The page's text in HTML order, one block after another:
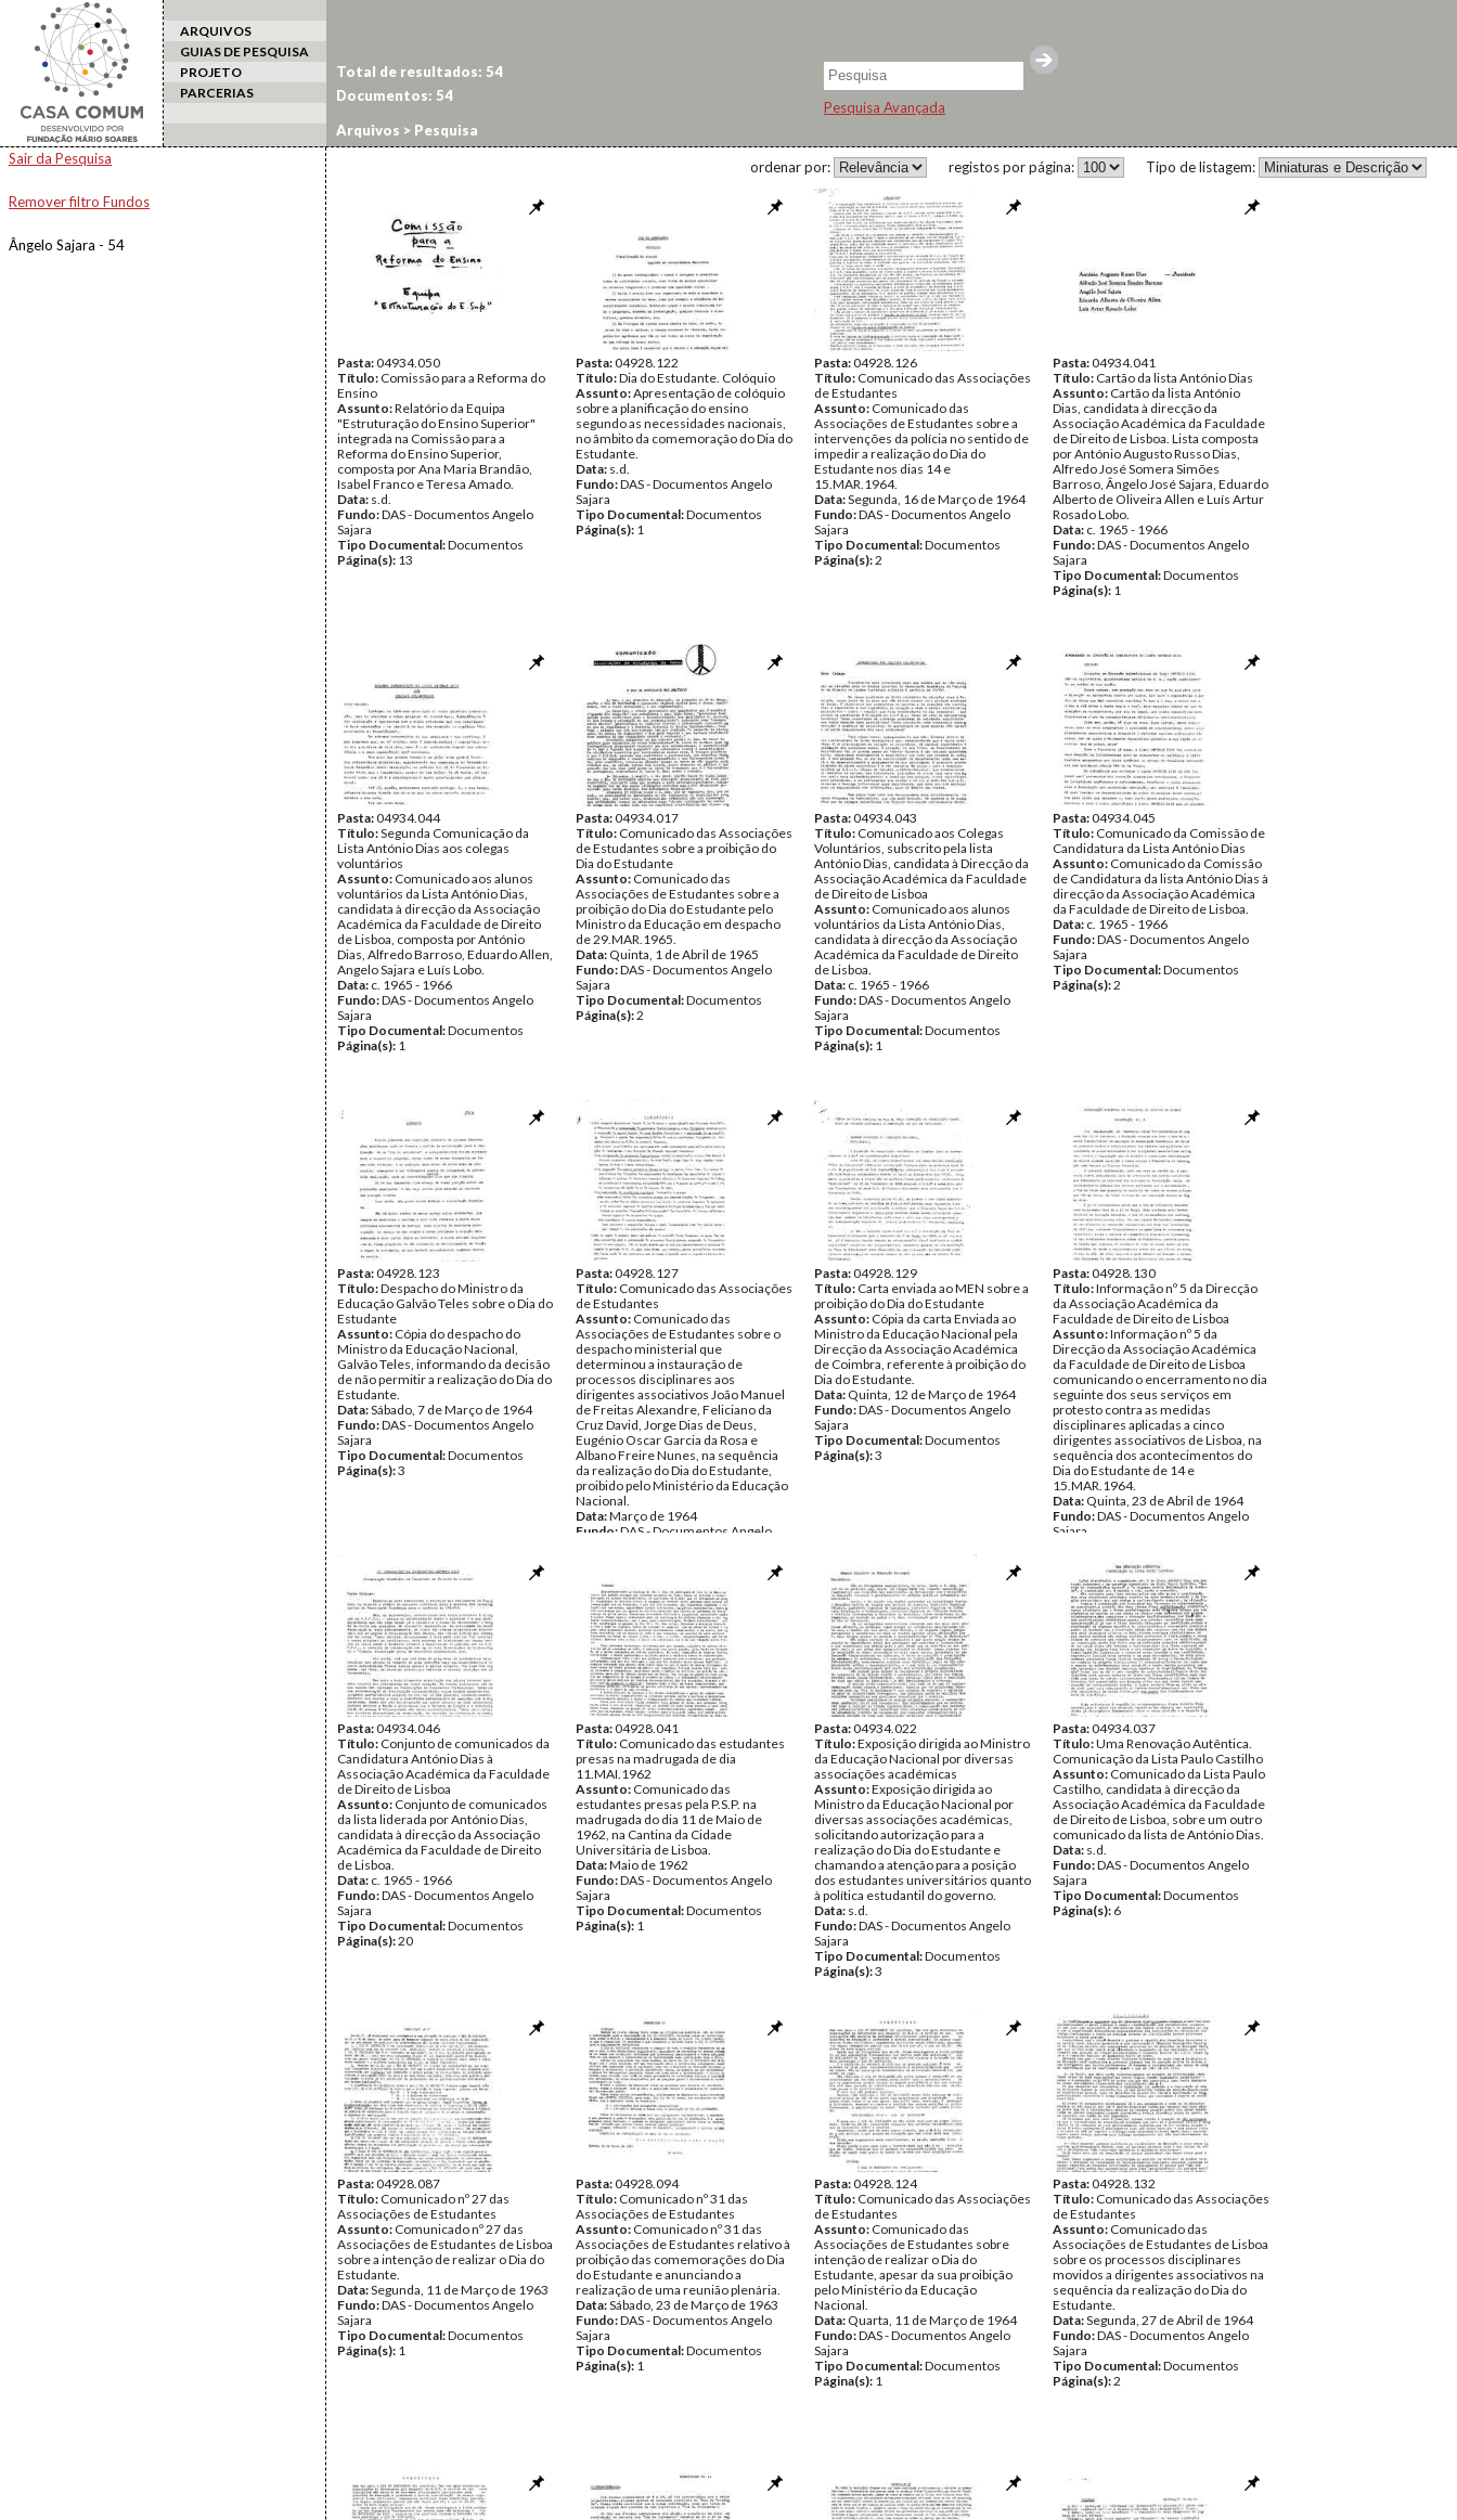
ARQUIVOS
GUIAS DE PESQUISA
PROJETO
PARCERIAS
Pesquisa Avançada
Arquivos > Pesquisa
Sair da Pesquisa
Remover filtro Fundos
Ângelo Sajara - 54
Total de resultados: 54
Documentos: 54
Tipo de listagem:
registos por página:
ordenar por:
Pasta:04934.050
Título: Comissão para a Reforma do
Ensino
Assunto:Relatório da Equipa
"Estruturação do Ensino Superior"
integrada na Comissão para a
Reforma do Ensino Superior,
composta por Ana Maria Brandão,
Isabel Franco e Teresa Amado.
Data: s.d.
Fundo:DAS - Documentos Angelo
Sajara
Tipo Documental:Documentos
Página(s): 13
Pasta:04928.122
Título:Dia do Estudante. Colóquio
Assunto:Apresentação de colóquio
sobre a planificação do ensino
segundo as necessidades nacionais,
no âmbito da comemoração do Dia do
Estudante.
Data: s.d.
Fundo:DAS - Documentos Angelo
Sajara
Tipo Documental:Documentos
Página(s): 1
Pasta:04928.126
Título: Comunicado das Associações
de Estudantes
Assunto: Comunicado das
Associações de Estudantes sobre a
intervenções da polícia no sentido de
impedir a realização do Dia do
Estudante nos dias 14 e
15.MAR.1964.
Data:Segunda, 16 de Março de 1964
Fundo:DAS - Documentos Angelo
Sajara
Tipo Documental:Documentos
Página(s):2
Pasta:04934.041
Título: Cartão da lista António Dias
Assunto: Cartão da lista António
Dias, candidata à direcção da
Associação Académica da Faculdade
de Direito de Lisboa. Lista composta
por António Augusto Russo Dias,
Alfredo José Somera Simões
Barroso, Ângelo José Sajara, Eduardo
Alberto de Oliveira Allen e Luís Artur
Rosado Lobo.
Data: c. 1965 - 1966
Fundo:DAS - Documentos Angelo
Sajara
Tipo Documental:Documentos
Página(s): 1
Pasta:04934.044
Título:Segunda Comunicação da
Lista António Dias aos colegas
voluntários
Assunto: Comunicado aos alunos
voluntários da Lista António Dias,
candidata à direcção da Associação
Académica da Faculdade de Direito
de Lisboa, composta por António
Dias, Alfredo Barroso, Eduardo Allen,
Angelo Sajara e Luís Lobo.
Data: c. 1965 - 1966
Fundo:DAS - Documentos Angelo
Sajara
Tipo Documental:Documentos
Página(s): 1
Pasta:04934.017
Título: Comunicado das Associações
de Estudantes sobre a proibição do
Dia do Estudante
Assunto: Comunicado das
Associações de Estudantes sobre a
proibição do Dia do Estudante pelo
Ministro da Educação em despacho
de 29.MAR.1965.
Data: Quinta, 1 de Abril de 1965
Fundo:DAS - Documentos Angelo
Sajara
Tipo Documental:Documentos
Página(s):2
Pasta:04934.043
Título: Comunicado aos Colegas
Voluntários, subscrito pela lista
António Dias, candidata à Direcção da
Associação Académica da Faculdade
de Direito de Lisboa
Assunto: Comunicado aos alunos
voluntários da Lista António Dias,
candidata à direcção da Associação
Académica da Faculdade de Direito
de Lisboa.
Data: c. 1965 - 1966
Fundo:DAS - Documentos Angelo
Sajara
Tipo Documental:Documentos
Página(s): 1
Pasta:04934.045
Título: Comunicado da Comissão de
Candidatura da Lista António Dias
Assunto: Comunicado da Comissão
de Candidatura da lista António Dias à
direcção da Associação Académica
da Faculdade de Direito de Lisboa.
Data: c. 1965 - 1966
Fundo:DAS - Documentos Angelo
Sajara
Tipo Documental:Documentos
Página(s):2
Pasta:04928.123
Título:Despacho do Ministro da
Educação Galvão Teles sobre o Dia do
Estudante
Assunto: Cópia do despacho do
Ministro da Educação Nacional,
Galvão Teles, informando da decisão
de não permitir a realização do Dia do
Estudante.
Data:Sábado, 7 de Março de 1964
Fundo:DAS - Documentos Angelo
Sajara
Tipo Documental:Documentos
Página(s):3
Pasta:04928.127
Título: Comunicado das Associações
de Estudantes
Assunto: Comunicado das
Associações de Estudantes sobre o
despacho ministerial que
determinou a instauração de
processos disciplinares aos
dirigentes associativos João Manuel
de Freitas Alexandre, Feliciano da
Cruz David, Jorge Dias de Deus,
Eugénio Oscar Garcia da Rosa e
Albano Freire Nunes, na sequência
da realização do Dia do Estudante,
proibido pelo Ministério da Educação
Nacional.
Data:Março de 1964
Fundo:DAS - Documentos Angelo
Pasta:04928.129
Título: Carta enviada ao MEN sobre a
proibição do Dia do Estudante
Assunto: Cópia da carta Enviada ao
Ministro da Educação Nacional pela
Direcção da Associação Académica
de Coimbra, referente à proibição do
Dia do Estudante.
Data: Quinta, 12 de Março de 1964
Fundo:DAS - Documentos Angelo
Sajara
Tipo Documental:Documentos
Página(s):3
Pasta:04928.130
Título:Informação nº 5 da Direcção
da Associação Académica da
Faculdade de Direito de Lisboa
Assunto:Informação nº 5 da
Direcção da Associação Académica
da Faculdade de Direito de Lisboa
comunicando o encerramento no dia
seguinte dos seus serviços em
protesto contra as medidas
disciplinares aplicadas a cinco
dirigentes associativos de Lisboa, na
sequência dos acontecimentos do
Dia do Estudante de 14 e
15.MAR.1964.
Data: Quinta, 23 de Abril de 1964
Fundo:DAS - Documentos Angelo
Sajara
3
Pasta:04934.046
Título: Conjunto de comunicados da
Candidatura António Dias à
Associação Académica da Faculdade
de Direito de Lisboa
Assunto: Conjunto de comunicados
da lista liderada por António Dias,
candidata à direcção da Associação
Académica da Faculdade de Direito
de Lisboa.
Data: c. 1965 - 1966
Fundo:DAS - Documentos Angelo
Sajara
Tipo Documental:Documentos
Página(s):20
Pasta:04928.041
Título: Comunicado das estudantes
presas na madrugada de dia
11.MAI.1962
Assunto: Comunicado das
estudantes presas pela P.S.P. na
madrugada do dia 11 de Maio de
1962, na Cantina da Cidade
Universitária de Lisboa.
Data:Maio de 1962
Fundo:DAS - Documentos Angelo
Sajara
Tipo Documental:Documentos
Página(s): 1
Pasta:04934.022
Título:Exposição dirigida ao Ministro
da Educação Nacional por diversas
associações académicas
Assunto:Exposição dirigida ao
Ministro da Educação Nacional por
diversas associações académicas,
solicitando autorização para a
realização do Dia do Estudante e
chamando a atenção para a posição
dos estudantes universitários quanto
à política estudantil do governo.
Data: s.d.
Fundo:DAS - Documentos Angelo
Sajara
Tipo Documental:Documentos
Página(s):3
Pasta:04934.037
Título:Uma Renovação Autêntica.
Comunicação da Lista Paulo Castilho
Assunto: Comunicado da Lista Paulo
Castilho, candidata à direcção da
Associação Académica da Faculdade
de Direito de Lisboa, sobre um outro
comunicado da lista de António Dias.
Data: s.d.
Fundo:DAS - Documentos Angelo
Sajara
Tipo Documental:Documentos
Página(s): 6
Pasta:04928.087
Título: Comunicado nº 27 das
Associações de Estudantes
Assunto: Comunicado nº 27 das
Associações de Estudantes de Lisboa
sobre a intenção de realizar o Dia do
Estudante.
Data:Segunda, 11 de Março de 1963
Fundo:DAS - Documentos Angelo
Sajara
Tipo Documental:Documentos
Página(s): 1
Pasta:04928.094
Título: Comunicado nº 31 das
Associações de Estudantes
Assunto: Comunicado nº 31 das
Associações de Estudantes relativo à
proibição das comemorações do Dia
do Estudante e anunciando a
realização de uma reunião plenária.
Data:Sábado, 23 de Março de 1963
Fundo:DAS - Documentos Angelo
Sajara
Tipo Documental:Documentos
Página(s): 1
Pasta:04928.124
Título: Comunicado das Associações
de Estudantes
Assunto: Comunicado das
Associações de Estudantes sobre
intenção de realizar o Dia do
Estudante, apesar da sua proibição
pelo Ministério da Educação
Nacional.
Data: Quarta, 11 de Março de 1964
Fundo:DAS - Documentos Angelo
Sajara
Tipo Documental:Documentos
Página(s): 1
Pasta:04928.132
Título: Comunicado das Associações
de Estudantes
Assunto: Comunicado das
Associações de Estudantes de Lisboa
sobre os processos disciplinares
movidos a dirigentes associativos na
sequência da realização do Dia do
Estudante.
Data:Segunda, 27 de Abril de 1964
Fundo:DAS - Documentos Angelo
Sajara
Tipo Documental:Documentos
Página(s):2